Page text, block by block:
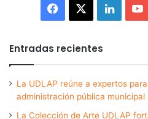
Facebook
Entradas recientes
La UDLAP reúne a expertos
administración pública municipal
La Colección de Arte UDLAP